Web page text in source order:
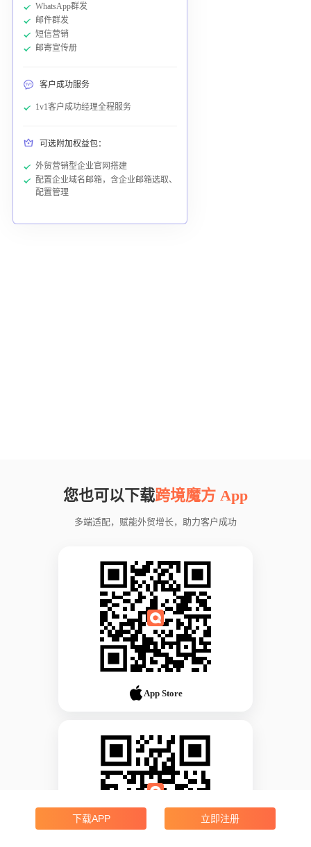
WhatsApp群发
邮件群发
短信营销
邮寄宣传册
客户成功服务
1v1客户成功经理全程服务
可选附加权益包：
外贸营销型企业官网搭建
配置企业域名邮箱，含企业邮箱选取、
配置管理
您也可以下载跨境魔方 App
多端适配，赋能外贸增长，助力客户成功
App Store
下载APP 立即注册